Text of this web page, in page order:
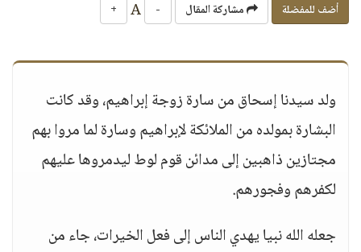
أضف للمفضلة مشاركة المقال -
+
ولد سيدنا إسحاق من سارة زوجة إبراهيم، وقد كانت
البشارة بمولده من الملائكة لإبراهيم وسارة لما مروا بهم
مجتازين ذاهبين إلى مدائن قوم لوط ليدمروها عليهم
لكفرهم وفجورهم.
جعله الله نبيا يهدي الناس إلى فعل الخيرات، جاء من